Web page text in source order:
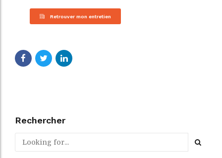
Retrouver mon entretien
Rechercher